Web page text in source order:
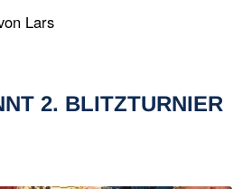
Lars
2. BLITZTURNIER